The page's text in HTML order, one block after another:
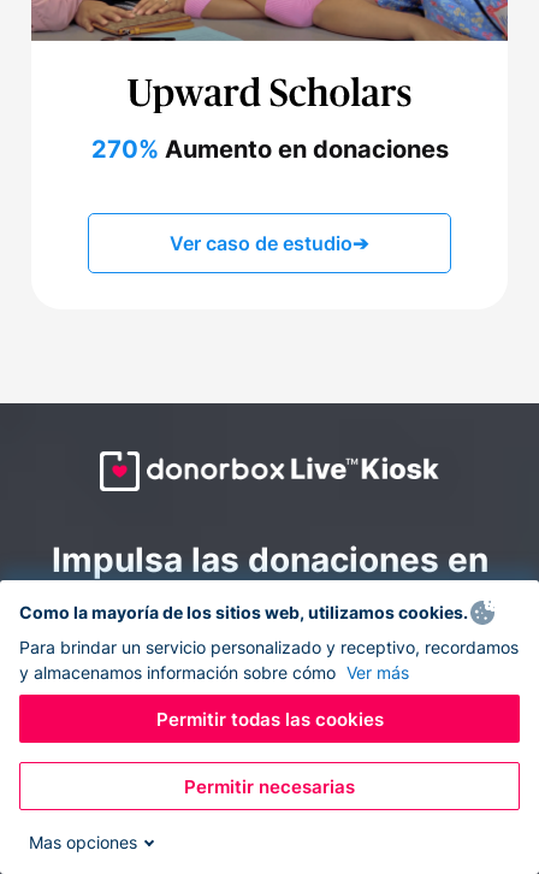
270% Aumento en donaciones
Ver caso de estudio➔
Impulsa las donaciones en
todas partes: combina la
recaudación de fondos en
línea y en el sitio con
Donorbox Live Kiosk.
Convierte tu tableta en un quiosco de donaciones y
recolecta donaciones sin efectivo durante eventos, en
Como la mayoría de los sitios web, utilizamos cookies.
Para brindar un servicio personalizado y receptivo, recordamos
y almacenamos información sobre cómo Ver más
Permitir todas las cookies
Permitir necesarias
Mas opciones